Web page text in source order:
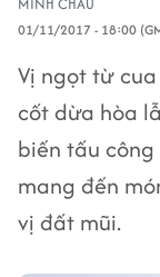
01/11/2017 - 18:00
Vị ngọt từ
cốt dừa hòa
biến tấu
mang đến
vị đất mũi.